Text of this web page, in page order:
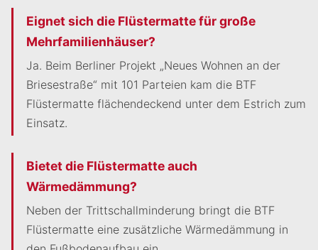
Eignet sich die Flüstermatte für große
Mehrfamilienhäuser?
Ja. Beim Berliner Projekt „Neues Wohnen an der
Briesestraße“ mit 101 Parteien kam die BTF
Flüstermatte flächendeckend unter dem Estrich zum
Einsatz.
Bietet die Flüstermatte auch
Wärmedämmung?
Neben der Trittschallminderung bringt die BTF
Flüstermatte eine zusätzliche Wärmedämmung in